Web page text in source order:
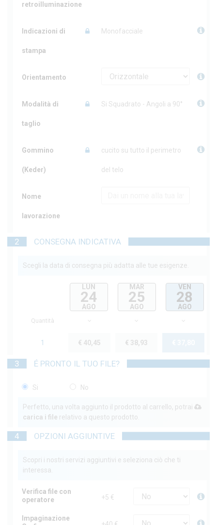
retroilluminazione
Indicazioni di
stampa
Monofacciale
Orientamento
Modalità di
taglio
Si Squadrato - Angoli a 90°
Gommino
(Keder)
cucito su tutto il perimetro
del telo
Nome
lavorazione
2 CONSEGNA INDICATIVA
Scegli la data di consegna più adatta alle tue esigenze.
LUN
24
AGO
MAR
25
AGO
VEN
28
AGO
Quantità
1 € 40,45 € 38,93
3 É PRONTO IL TUO FILE?
Si No
Perfetto, una volta aggiunto il prodotto al carrello, potrai
carica i file relativo a questo prodotto.
4 OPZIONI AGGIUNTIVE
Scopri i nostri servizi aggiuntivi e seleziona ciò che ti
interessa.
Verifica file con
operatore
+5 €
Impaginazione